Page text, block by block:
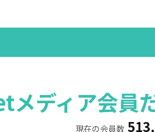
ディア会員
現在の会員数